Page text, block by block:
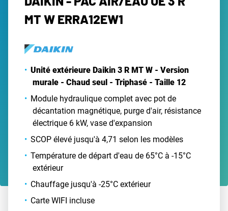
MT W ERRA12EW1
Unité extérieure Daikin 3 R MT W - Version
murale - Chaud seul - Triphasé - Taille 12
Module hydraulique complet avec pot de
décantation magnétique, purge d'air, résistance
électrique 6 kW, vase d'expansion
SCOP élevé jusqu'à 4,71 selon les modèles
Température de départ d'eau de 65°C à -15°C
extérieur
Chauffage jusqu'à -25°C extérieur
Carte WIFI incluse